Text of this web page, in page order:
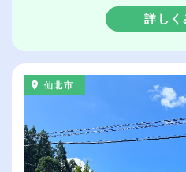
詳しく
仙北市